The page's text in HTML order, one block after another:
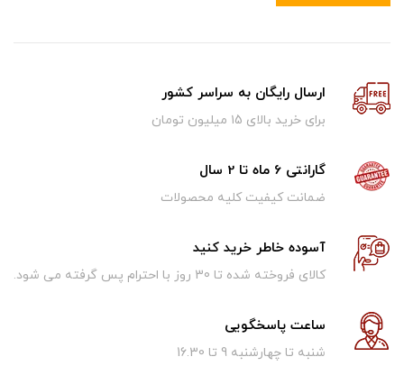
ارسال رایگان به سراسر کشور
برای خرید بالای ۱5 میلیون تومان
گارانتی 6 ماه تا 2 سال
ضمانت کیفیت کلیه محصولات
آسوده خاطر خرید کنید
کالای فروخته شده تا 30 روز با احترام پس گرفته می شود.
ساعت پاسخگویی
شنبه تا چهارشنبه 9 تا 16.30